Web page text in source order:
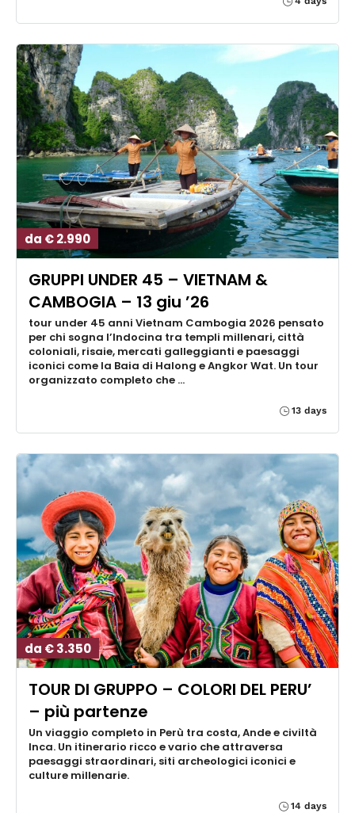
da € 2.990
GRUPPI UNDER 45 – VIETNAM &
CAMBOGIA – 13 giu ’26
tour under 45 anni Vietnam Cambogia 2026 pensato
per chi sogna l’Indocina tra templi millenari, città
coloniali, risaie, mercati galleggianti e paesaggi
iconici come la Baia di Halong e Angkor Wat. Un tour
organizzato completo che …
13 days
da € 3.350
TOUR DI GRUPPO – COLORI DEL PERU’
– più partenze
Un viaggio completo in Perù tra costa, Ande e civiltà
Inca. Un itinerario ricco e vario che attraversa
paesaggi straordinari, siti archeologici iconici e
culture millenarie.
14 days